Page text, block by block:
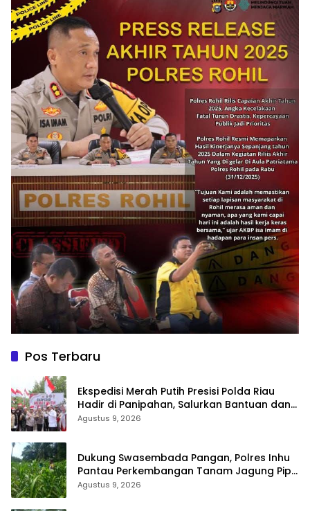
Pos Terbaru
Ekspedisi Merah Putih Presisi Polda Riau
Hadir di Panipahan, Salurkan Bantuan dan
Layanan Kesehatan
Agustus 9, 2026
Dukung Swasembada Pangan, Polres Inhu
Pantau Perkembangan Tanam Jagung Pipil
Agustus 9, 2026